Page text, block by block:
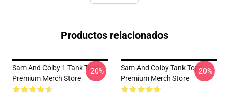
Productos relacionados
Sam And Colby 1 Tank Tops
Premium Merch Store
-20%
Sam And Colby Tank Tops
Premium Merch Store
-20%